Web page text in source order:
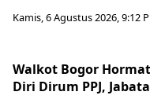
Kamis, 6 Agustus 2026, 9:12
Walkot Bogor
Diri Dirum PPJ,